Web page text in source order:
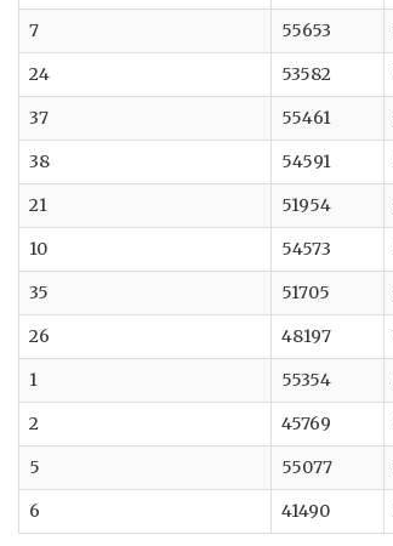
7
55653
24
53582
37
55461
38
54591
21
51954
10
54573
35
51705
26
48197
1
55354
2
45769
5
55077
6
41490